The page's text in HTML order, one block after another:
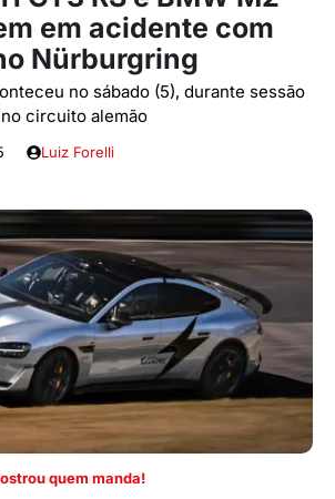
em acidente com
Nürburgring
no sábado (5), durante sessão
circuito alemão
Luiz Forelli
quem manda!